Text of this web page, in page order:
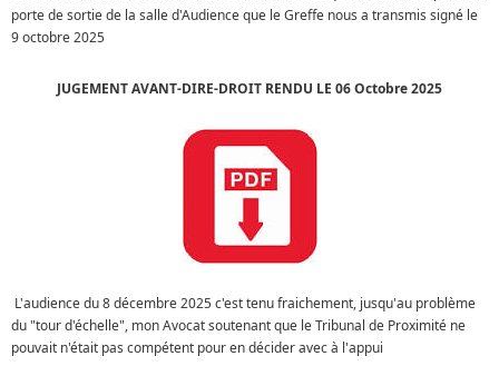
porte de sortie de la salle d'Audience que le Greffe nous a transmis signé le
9 octobre 2025
JUGEMENT AVANT-DIRE-DROIT RENDU LE 06 Octobre 2025
L'audience du 8 décembre 2025 c'est tenu fraichement, jusqu'au problème
du "tour d'échelle", mon Avocat soutenant que le Tribunal de Proximité ne
pouvait n'était pas compétent pour en décider avec à l'appui